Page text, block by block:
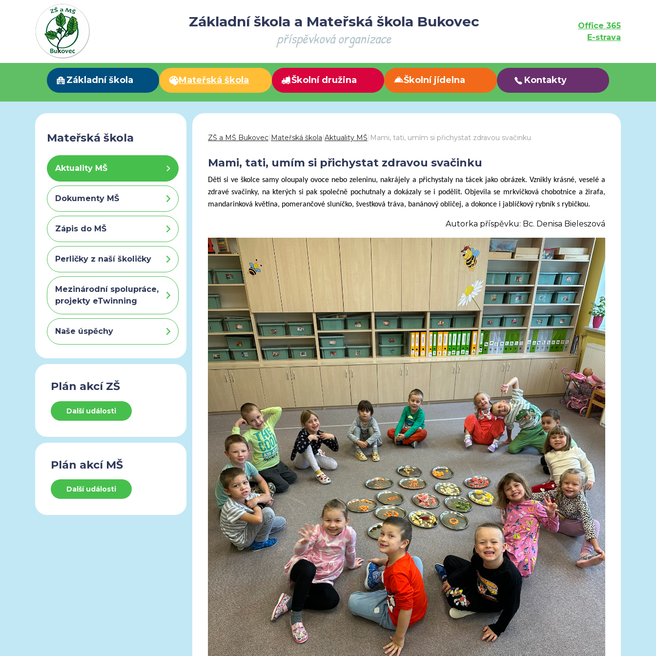
Základní škola a Mateřská škola Bukovec
příspěvková organizace
Office 365
E-strava
Základní škola Mateřská škola Školní družina Školní jídelna Kontakty
ZŠ a MŠ Bukovec| Mateřská škola|Aktuality MŠ| Mami, tati, umím si přichystat zdravou svačinku
Mami, tati, umím si přichystat zdravou svačinku
Děti si ve školce samy oloupaly ovoce nebo zeleninu, nakrájely a přichystaly na tácek jako obrázek. Vznikly krásné, veselé a
zdravé svačinky, na kterých si pak společně pochutnaly a dokázaly se i podělit. Objevila se mrkvičková chobotnice a žirafa,
mandarinková květina, pomerančové sluníčko, švestková tráva, banánový obličej, a dokonce i jablíčkový rybník s rybičkou.
Autorka příspěvku: Bc. Denisa Bieleszová
Mateřská škola
Aktuality MŠ
Dokumenty MŠ
Zápis do MŠ
Perličky z naší školičky
Mezinárodní spolupráce,
projekty eTwinning
Naše úspěchy
Plán akcí ZŠ
Další události
Plán akcí MŠ
Další události